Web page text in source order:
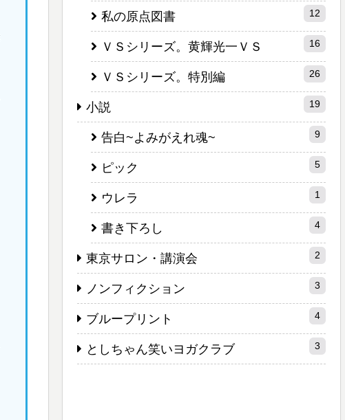
私の原点図書 12
ＶＳシリーズ。黄輝光一ＶＳ 16
ＶＳシリーズ。特別編 26
小説 19
告白~よみがえれ魂~ 9
ピック 5
ウレラ 1
書き下ろし 4
東京サロン・講演会 2
ノンフィクション 3
ブループリント 4
としちゃん笑いヨガクラブ 3